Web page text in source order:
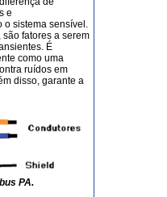
e
o sistema sensível.
fatores a serem
É
como uma
ruídos em
disso, garante a
PA.